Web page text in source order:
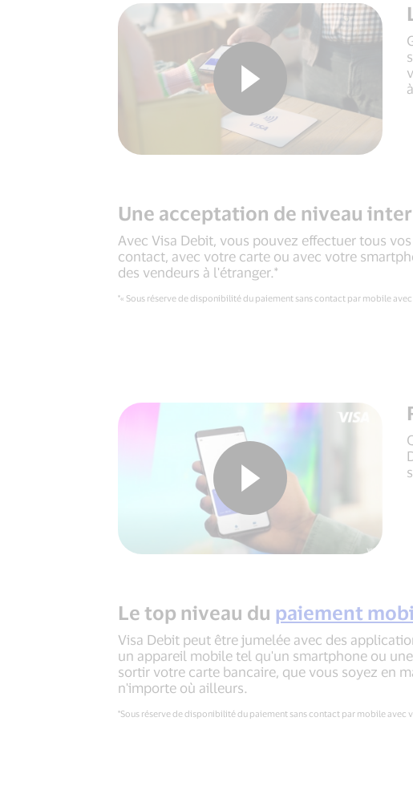
Une acceptation de niveau
Avec Visa Debit, vous pouvez effectuer tous
contact, avec votre carte ou avec votre
des vendeurs à l'étranger.*
*« Sous réserve de disponibilité du paiement sans contact par mobile
Le top niveau du paiement
Visa Debit peut être jumelée avec des
un appareil mobile tel qu'un smartphone ou
sortir votre carte bancaire, que vous soyez en
n'importe où ailleurs.
*Sous réserve de disponibilité du paiement sans contact par mobile avec